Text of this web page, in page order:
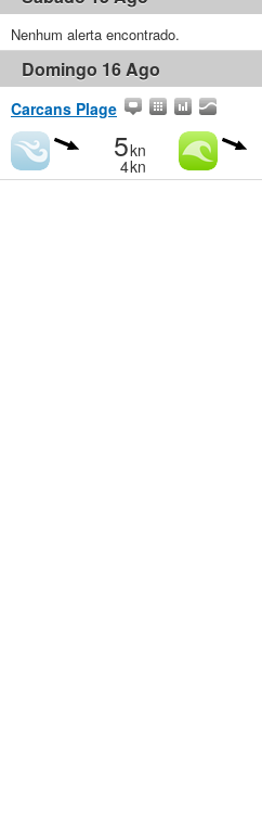
Nenhum alerta encontrado.
Domingo 16 Ago
Carcans Plage
5kn
4kn